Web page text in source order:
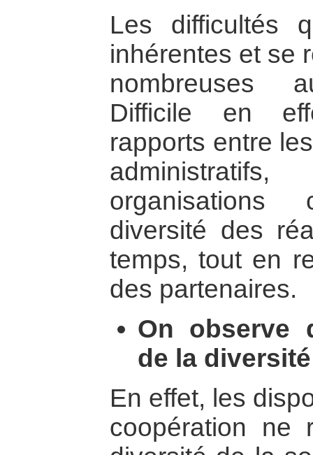
Les difficultés
inhérentes et se
nombreuses
Difficile en
rapports entre
diversité des
temps, tout en
des partenaires.
On observe
de la
En effet, les
coopération ne